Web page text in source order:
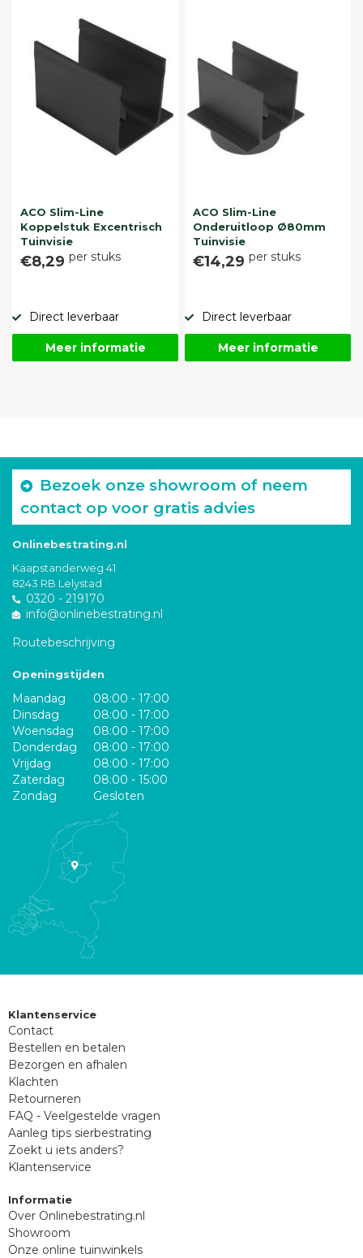
ACO Slim-Line
Koppelstuk Excentrisch
Tuinvisie
€8,29 per stuks
Direct leverbaar
Meer informatie
ACO Slim-Line
Onderuitloop Ø80mm
Tuinvisie
€14,29 per stuks
Direct leverbaar
Meer informatie
Bezoek onze showroom of neem
contact op voor gratis advies
Onlinebestrating.nl
Kaapstanderweg 41
8243 RB Lelystad
0320 - 219170
info@onlinebestrating.nl
Routebeschrijving
Openingstijden
Maandag
08:00 - 17:00
Dinsdag
08:00 - 17:00
Woensdag
08:00 - 17:00
Donderdag
08:00 - 17:00
Vrijdag
08:00 - 17:00
Zaterdag
08:00 - 15:00
Zondag
Gesloten
Klantenservice
Contact
Bestellen en betalen
Bezorgen en afhalen
Klachten
Retourneren
FAQ - Veelgestelde vragen
Aanleg tips sierbestrating
Zoekt u iets anders?
Klantenservice
Informatie
Over Onlinebestrating.nl
Showroom
Onze online tuinwinkels